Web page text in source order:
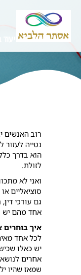
למידע
רוב האנשים
נטייה
הוא בדרך
לזולת.
ואני לא
סוציאליים
גם עורכי
אחד מהם יש
איך
לכל אחד
יש כאלו
אחרים
שמאז שהיו